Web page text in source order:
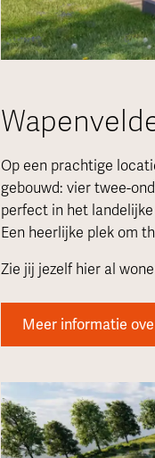
Op een prachtige
gebouwd: vier twee-
perfect in het
Een heerlijke plek om
Zie jij jezelf hier al
Meer informatie